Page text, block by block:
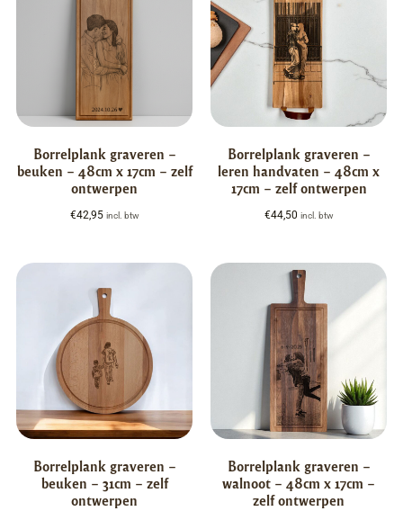
Borrelplank graveren –
beuken – 48cm x 17cm – zelf
ontwerpen
€42,95 incl. btw
Borrelplank graveren –
leren handvaten – 48cm x
17cm – zelf ontwerpen
€44,50 incl. btw
Borrelplank graveren –
beuken – 31cm – zelf
ontwerpen
Borrelplank graveren –
walnoot – 48cm x 17cm –
zelf ontwerpen